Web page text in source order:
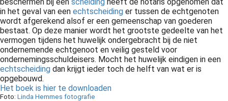
in het geval van een echtscheiding er tussen de echtgenoten
wordt afgerekend alsof er een gemeenschap van goederen
bestaat. Op deze manier wordt het grootste gedeelte van het
vermogen tijdens het huwelijk ondergebracht bij de niet
ondernemende echtgenoot en veilig gesteld voor
ondernemingsschuldeisers. Mocht het huwelijk eindigen in een
echtscheiding dan krijgt ieder toch de helft van wat er is
opgebouwd.
Het boek is hier te downloaden
Foto: Linda Hemmes fotografie